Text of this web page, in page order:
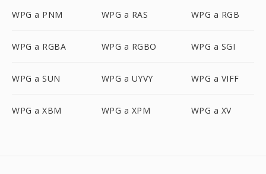
WPG a PNM WPG a RAS WPG a RGB
WPG a RGBA WPG a RGBO WPG a SGI
WPG a SUN WPG a UYVY WPG a VIFF
WPG a XBM WPG a XPM WPG a XV